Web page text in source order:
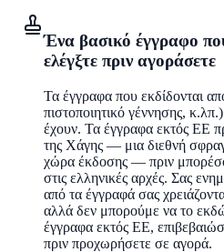
Ένα βασικό έγγραφο
ελέγξτε πριν αγοράσετε
Τα έγγραφα που εκδίδονται
πιστοποιητικό γέννησης,
έχουν. Τα έγγραφα εκτός ΕΕ
της Χάγης — μια διεθνή
χώρα έκδοσης — πριν
στις ελληνικές αρχές. Σας
από τα έγγραφά σας
αλλά δεν μπορούμε να το
έγγραφα εκτός ΕΕ,
πριν προχωρήσετε σε αγορά.